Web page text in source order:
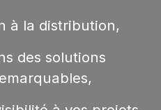
à la distribution,
des solutions
,